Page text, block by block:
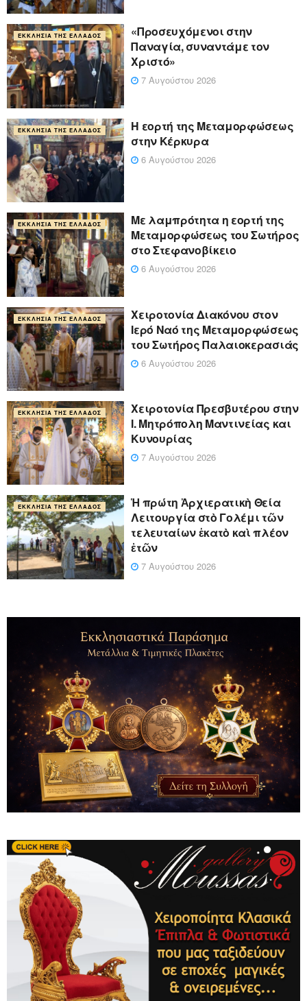
ΕΚΚΛΗΣΊΑ ΤΗΣ ΕΛΛΆΔΟΣ
«Προσευχόμενοι στην
Παναγία, συναντάμε τον
Χριστό»
7 Αυγούστου 2026
ΕΚΚΛΗΣΊΑ ΤΗΣ ΕΛΛΆΔΟΣ
Η εορτή της Μεταμορφώσεως
στην Κέρκυρα
6 Αυγούστου 2026
ΕΚΚΛΗΣΊΑ ΤΗΣ ΕΛΛΆΔΟΣ
Με λαμπρότητα η εορτή της
Μεταμορφώσεως του Σωτήρος
στο Στεφανοβίκειο
6 Αυγούστου 2026
ΕΚΚΛΗΣΊΑ ΤΗΣ ΕΛΛΆΔΟΣ
Χειροτονία Διακόνου στον
Ιερό Ναό της Μεταμορφώσεως
του Σωτήρος Παλαιοκερασιάς
6 Αυγούστου 2026
ΕΚΚΛΗΣΊΑ ΤΗΣ ΕΛΛΆΔΟΣ
Xειροτονία Πρεσβυτέρου στην
Ι. Μητρόπολη Μαντινείας και
Κυνουρίας
7 Αυγούστου 2026
ΕΚΚΛΗΣΊΑ ΤΗΣ ΕΛΛΆΔΟΣ
Ἡ πρώτη Ἀρχιερατικὴ Θεία
Λειτουργία στὸ Γολέμι τῶν
τελευταίων ἑκατὸ καὶ πλέον
ἐτῶν
7 Αυγούστου 2026